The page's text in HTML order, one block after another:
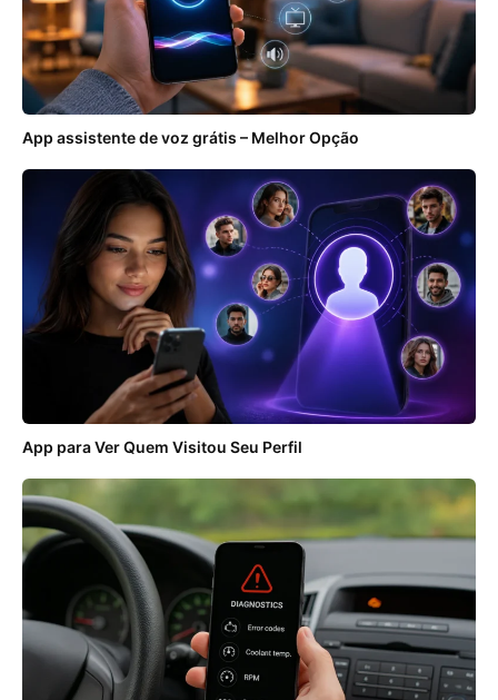
App assistente de voz grátis – Melhor Opção
App para Ver Quem Visitou Seu Perfil